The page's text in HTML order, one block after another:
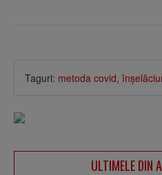
Taguri: metoda covid,
ULTIMELE DIN